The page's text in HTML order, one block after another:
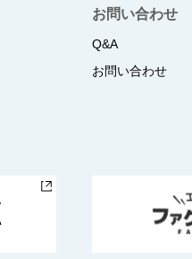
お問い合わせ
Q&A
お問い合わせ